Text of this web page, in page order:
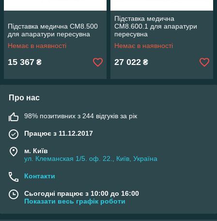
Підставка медична СМ8.500
для апаратури пересувна
Немає в наявності
15 367 ₴
Підставка медична
СМ8.600.1 для апаратури
пересувна
Немає в наявності
27 022 ₴
Про нас
98% позитивних з 244 відгуків за рік
Працює з 11.12.2017
м. Київ
ул. Клеманская 1/5. оф. 22., Київ, Україна
Контакти
Сьогодні працює з 10:00 до 16:00
Показати весь графік роботи